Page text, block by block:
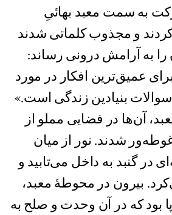
به سمت معبد بهائیِ
و مجذوب کلماتی شدند
به آرامش درونی رساند:
عمیق‌ترین افکار در مورد
بنیادین زندگی است.»
آن‌ها در فضایی مملو از
شدند. نور از میان
در گنبد به داخل می‌تابید و
بیرون در محوطۀ معبد،
بود که در آن وحدت و صلح به